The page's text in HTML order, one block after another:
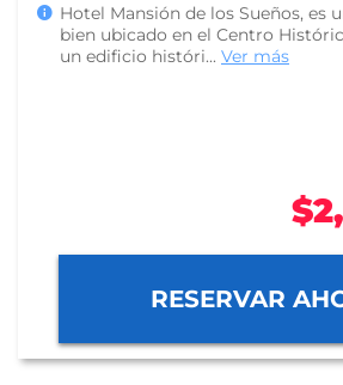
Hotel Mansión de los Sueños, es
bien ubicado en el Centro
un edificio históri... Ver más
RESERVAR